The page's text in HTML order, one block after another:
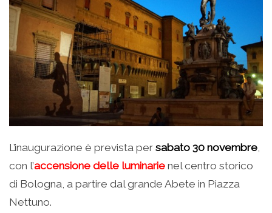
L’inaugurazione è prevista per sabato 30 novembre,
con l’accensione delle luminarie nel centro storico
di Bologna, a partire dal grande Abete in Piazza
Nettuno.